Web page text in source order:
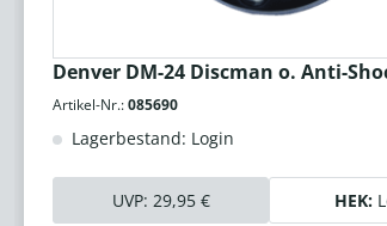
Denver DM-24 Discman o. Anti-
Artikel-Nr.:085690
Lagerbestand: Login
UVP: 29,95 € HEK: